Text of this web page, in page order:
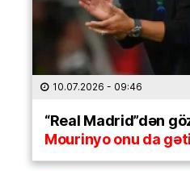
10.07.2026 - 09:46
“Real Madrid”dən
Mourinyo onu da